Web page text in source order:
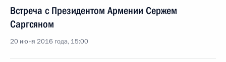
Встреча с Президентом Армении Сержем
Саргсяном
20 июня 2016 года, 15:00